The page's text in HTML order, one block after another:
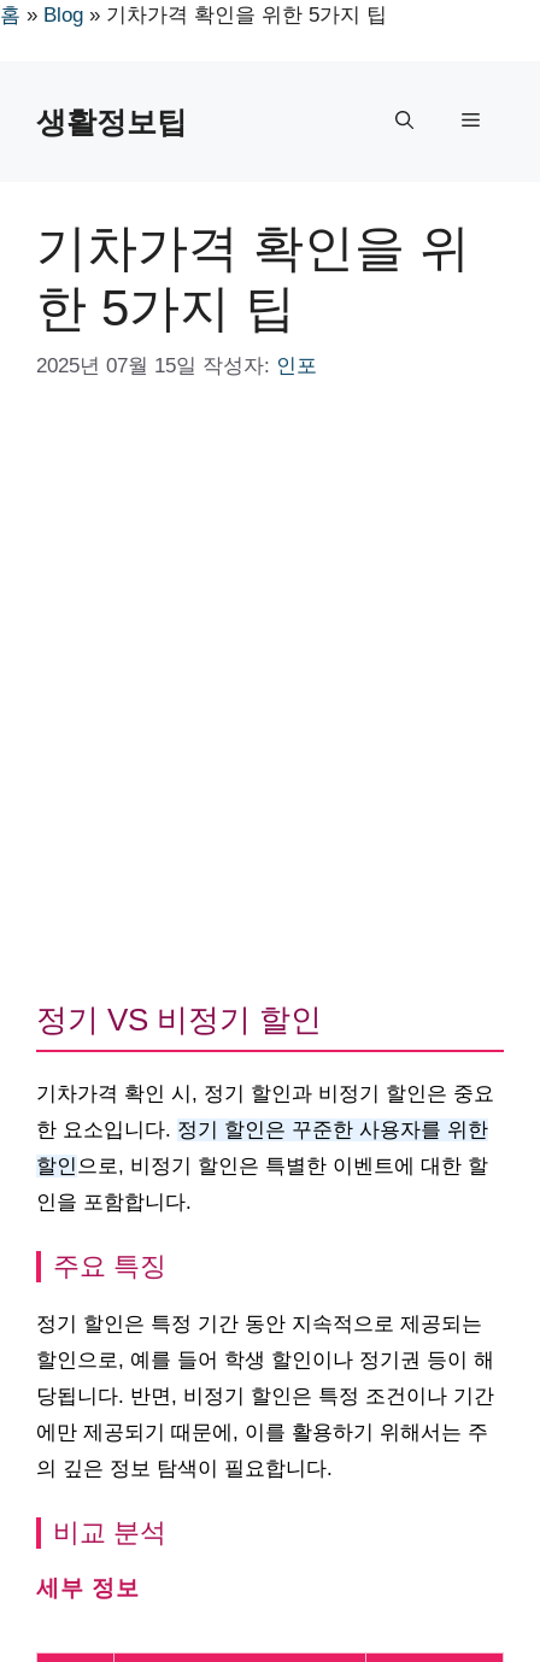
홈 » Blog » 기차가격 확인을 위한 5가지 팁
생활정보팁 메
기차가격 확인을 위
한 5가지 팁
2025년 07월 15일 작성자: 인포
정기 VS 비정기 할인
기차가격 확인 시, 정기 할인과 비정기 할인은 중요
한 요소입니다. 정기 할인은 꾸준한 사용자를 위한
할인으로, 비정기 할인은 특별한 이벤트에 대한 할
인을 포함합니다.
주요 특징
정기 할인은 특정 기간 동안 지속적으로 제공되는
할인으로, 예를 들어 학생 할인이나 정기권 등이 해
당됩니다. 반면, 비정기 할인은 특정 조건이나 기간
에만 제공되기 때문에, 이를 활용하기 위해서는 주
의 깊은 정보 탐색이 필요합니다.
비교 분석
세부 정보